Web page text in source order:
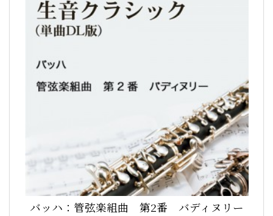
バッハ：管弦楽組曲 第2番 バディヌリー